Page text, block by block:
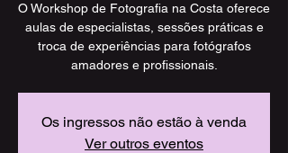
O Workshop de Fotografia na Costa oferece
aulas de especialistas, sessões práticas e
troca de experiências para fotógrafos
amadores e profissionais.
Os ingressos não estão à venda
Ver outros eventos